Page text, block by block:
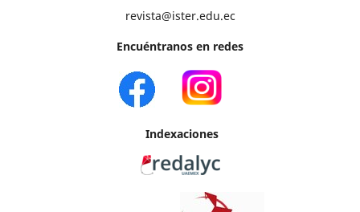
revista@ister.edu.ec
Encuéntranos en redes
Indexaciones